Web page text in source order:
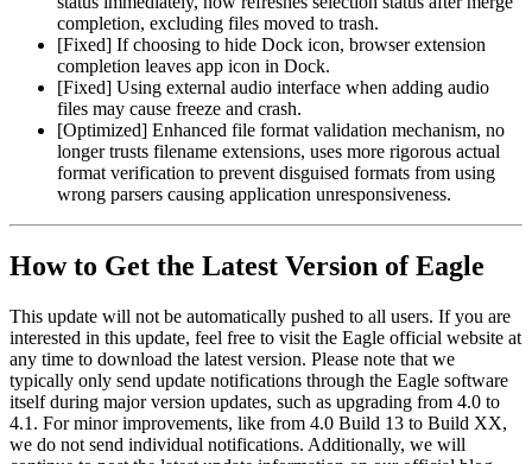
completion, excluding files moved to trash.
[Fixed] If choosing to hide Dock icon, browser extension
completion leaves app icon in Dock.
[Fixed] Using external audio interface when adding audio
files may cause freeze and crash.
[Optimized] Enhanced file format validation mechanism, no
longer trusts filename extensions, uses more rigorous actual
format verification to prevent disguised formats from using
wrong parsers causing application unresponsiveness.
How to Get the Latest Version of Eagle
This update will not be automatically pushed to all users. If you are
interested in this update, feel free to visit the Eagle official website at
any time to download the latest version. Please note that we
typically only send update notifications through the Eagle software
itself during major version updates, such as upgrading from 4.0 to
4.1. For minor improvements, like from 4.0 Build 13 to Build XX,
we do not send individual notifications. Additionally, we will